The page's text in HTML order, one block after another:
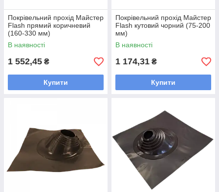
Покрівельний прохід Майстер
Flash прямий коричневий
(160-330 мм)
В наявності
1 552,45 ₴
Купити
Покрівельний прохід Майстер
Flash кутовий чорний (75-200
мм)
В наявності
1 174,31 ₴
Купити